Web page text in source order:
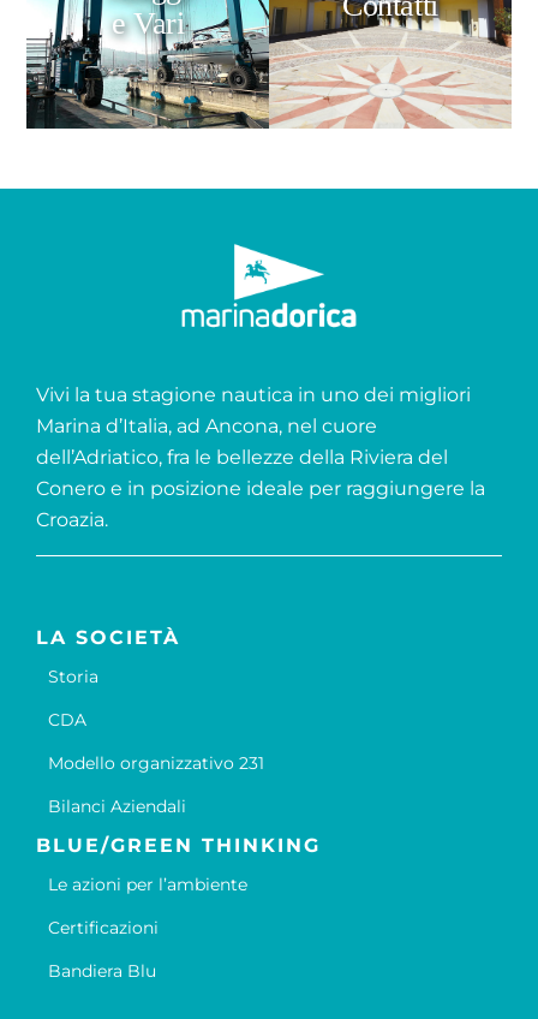
e Vari
Vivi la tua stagione nautica in uno dei migliori
Marina d’Italia, ad Ancona, nel cuore
dell’Adriatico, fra le bellezze della Riviera del
Conero e in posizione ideale per raggiungere la
Croazia.
LA SOCIETÀ
Storia
CDA
Modello organizzativo 231
Bilanci Aziendali
BLUE/GREEN THINKING
Le azioni per l’ambiente
Certificazioni
Bandiera Blu